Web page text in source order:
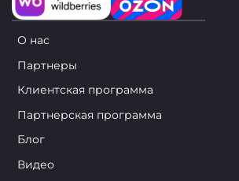
О нас
Партнеры
Клиентская программа
Партнерская программа
Блог
Видео